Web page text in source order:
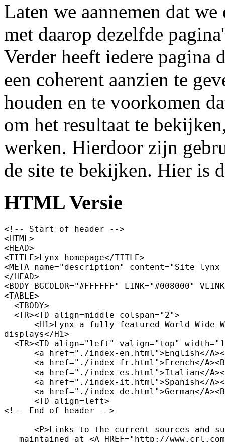
Laten we aannemen dat
met daarop dezelfde
Verder heeft iedere pagina
een coherent aanzien te
houden en te voorkomen
om het resultaat te
werken. Hierdoor zijn
de site te bekijken. Hier is
HTML Versie
<!-- Start of header -->
<HTML>
<HEAD>
<TITLE>Lynx homepage</TITLE>
<META name="description" content="Site lynx
</HEAD>
<BODY BGCOLOR="#FFFFFF" LINK="#008000"
<TABLE>
  <TBODY>
  <TR><TD align=middle colspan="2">
<H1>Lynx a fully-featured World Wide
displays</H1>
<TR><TD align="left" valign="top"
<a href="./index-en.html">English</
<a href="./index-fr.html">French</
<a href="./index-es.html">Italian</
<a href="./index-it.html">Spanish</
<a href="./index-de.html">German</
      <TD align=left>
<!-- End of header -->
<P>Links to the current sources and
maintained at <A HREF="http://